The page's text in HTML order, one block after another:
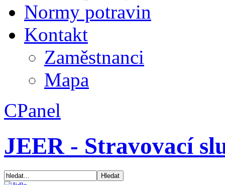
Normy potravin
Kontakt
Zaměstnanci
Mapa
CPanel
JEER - Stravovací